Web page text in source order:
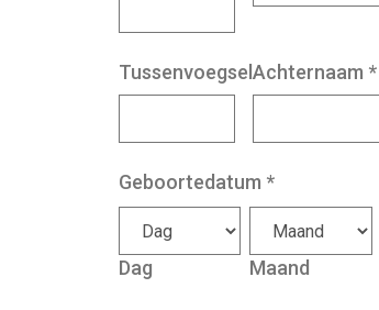
Tussenvoegsel Achternaam *
Geboortedatum *
Dag Maand